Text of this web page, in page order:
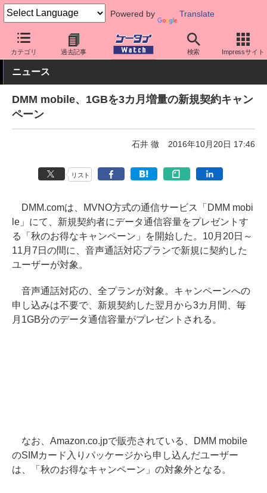
Powered by Translate
カテゴリ 過去記事 検索 Impressサイト
ケータイ Watch 格安スマホ/格安SIM 格安SIM/MVNO 料金プ
ニュース
DMM mobile、1GBを3カ月増量の新規契約キャン
ペーン
石井 徹 2016年10月20日 17:46
リスト
DMM.comは、MVNO方式の通信サービス「DMM mobi
le」にて、新規契約者にデータ通信容量をプレゼントす
る「秋のお得なキャンペーン」を開始した。10月20日～
11月7日の間に、音声通話対応プランで新規に契約した
ユーザーが対象。
音声通話対応の、全プランが対象。キャンペーンへの
申し込みは不要で、新規契約した翌月から3カ月間、毎
月1GB分のデータ通信容量がプレゼントされる。
なお、Amazon.co.jpで販売されている、DMM mobile
のSIMカード入りパッケージから申し込んだユーザー
は、「秋のお得なキャンペーン」の対象外となる。